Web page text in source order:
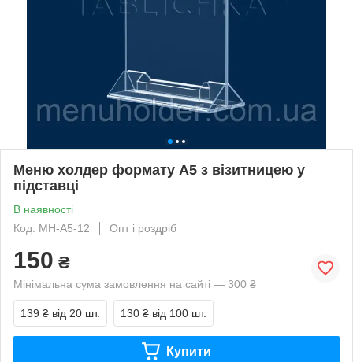
Меню холдер формату А5 з візитницею у
підставці
В наявності
Код: МН-А5-12
Опт і роздріб
150 ₴
Мінімальна сума замовлення на сайті — 300 ₴
139 ₴ від 20 шт. 130 ₴ від 100 шт.
Купити